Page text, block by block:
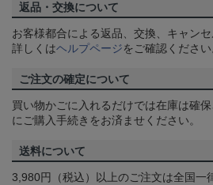
返品・交換について
お客様都合による返品、交換、キャンセ
詳しくはヘルプページをご確認ください
ご注文の確定について
買い物かごに入れるだけでは在庫は確
にご購入手続きをお済ませください。
送料について
3,980円（税込）以上のご注文は全国一